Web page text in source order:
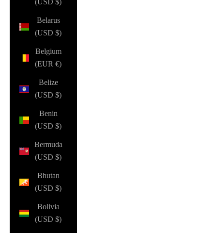
(USD $)
Belarus
(USD $)
Belgium
(EUR €)
Belize
(USD $)
Benin
(USD $)
Bermuda
(USD $)
Bhutan
(USD $)
Bolivia
(USD $)